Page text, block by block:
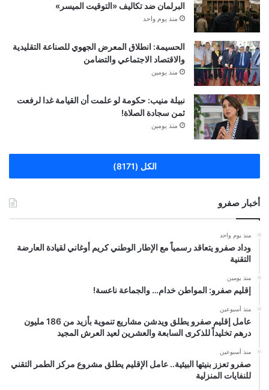
البرلمان ضد تكاليف «التوقيت الميسر»
منذ يوم واحد
الحسيمة: انطلاق المعرض الجهوي للصناعة التقليدية
والاقتصاد الاجتماعي والتضامن
منذ يومين
نبيلة منيب: حكومة لو علمت أن القيامة غدا لرفعت
ثمن سجادة الصلاة!
منذ يومين
الكل (8171)
أخبار صفرو
منذ يوم واحد
وداد صفرو يتعاقد رسمياً مع الإطار الوطني كريم أوغاني لقيادة العارضة
التقنية
منذ يومين
إقليم صفرو: المواطن خدام… والجماعة ناعسة!
منذ أسبوعين
عامل إقليم صفرو يطلق ويدشن مشاريع تنموية بأزيد من 186 مليون
درهم تخليداً للذكرى السابعة والعشرين لعيد العرش المجيد
منذ أسبوعين
صفرو تعزز بنيتها البيئية.. عامل الإقليم يطلق مشروع مركز الطمر التقني
للنفايات المنزلية